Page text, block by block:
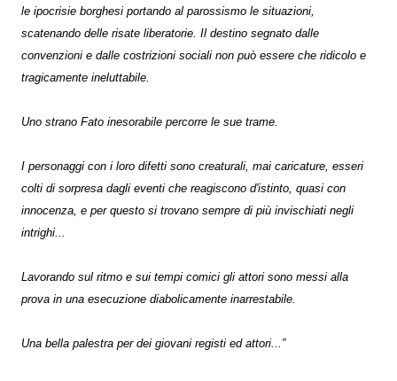
le ipocrisie borghesi portando al parossismo le situazioni,
scatenando delle risate liberatorie. Il destino segnato dalle
convenzioni e dalle costrizioni sociali non può essere che ridicolo e
tragicamente ineluttabile.
Uno strano Fato inesorabile percorre le sue trame.
I personaggi con i loro difetti sono creaturali, mai caricature, esseri
colti di sorpresa dagli eventi che reagiscono d'istinto, quasi con
innocenza, e per questo si trovano sempre di più invischiati negli
intrighi...
Lavorando sul ritmo e sui tempi comici gli attori sono messi alla
prova in una esecuzione diabolicamente inarrestabile.
Una bella palestra per dei giovani registi ed attori...”